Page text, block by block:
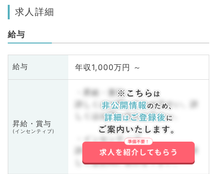
求人詳細
給与
給与 年収1,000万円 ～
昇給・賞与
(インセンティブ)
・昇給・賞与
詳しくはお問い合わせ下さい。詳
しくはお問い合わせ下さい。
・インセンティブ
詳しくはお問い合わせ下さい。詳
しくはお問い合わせ下さい。